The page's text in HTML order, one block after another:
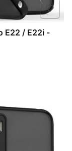
E22 / E22i -